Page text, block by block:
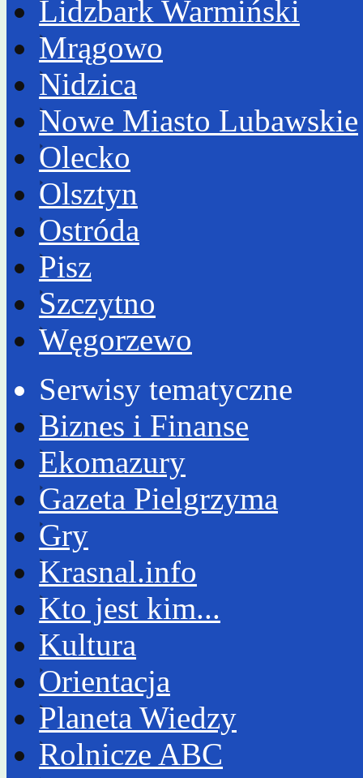
Lidzbark Warmiński
Mrągowo
Nidzica
Nowe Miasto Lubawskie
Olecko
Olsztyn
Ostróda
Pisz
Szczytno
Węgorzewo
Serwisy tematyczne
Biznes i Finanse
Ekomazury
Gazeta Pielgrzyma
Gry
Krasnal.info
Kto jest kim...
Kultura
Orientacja
Planeta Wiedzy
Rolnicze ABC